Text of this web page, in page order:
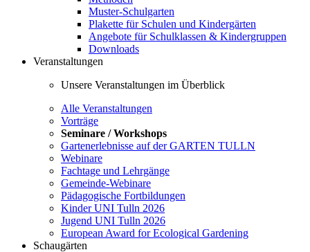
Muster-Schulgarten
Plakette für Schulen und Kindergärten
Angebote für Schulklassen & Kindergruppen
Downloads
Veranstaltungen
Unsere Veranstaltungen im Überblick
Alle Veranstaltungen
Vorträge
Seminare / Workshops
Gartenerlebnisse auf der GARTEN TULLN
Webinare
Fachtage und Lehrgänge
Gemeinde-Webinare
Pädagogische Fortbildungen
Kinder UNI Tulln 2026
Jugend UNI Tulln 2026
European Award for Ecological Gardening
Schaugärten